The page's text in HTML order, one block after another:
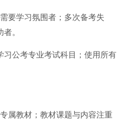
要学习氛围者；多次备考失
。
习公考专业考试科目；使用所有
属教材；教材课题与内容注重